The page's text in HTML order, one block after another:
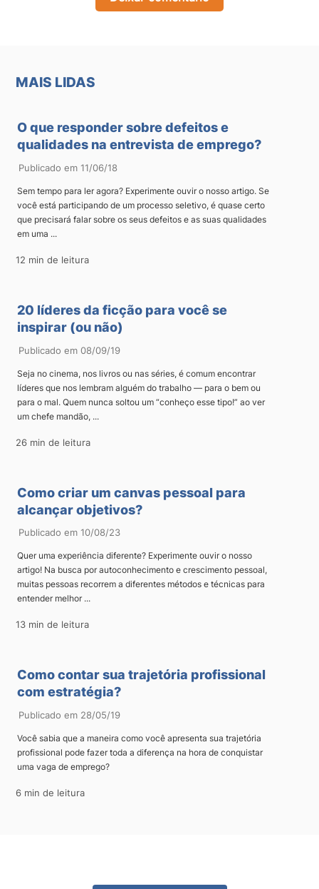
MAIS LIDAS
O que responder sobre defeitos e
qualidades na entrevista de emprego?
Publicado em 11/06/18
Sem tempo para ler agora? Experimente ouvir o nosso artigo. Se
você está participando de um processo seletivo, é quase certo
que precisará falar sobre os seus defeitos e as suas qualidades
em uma ...
12 min de leitura
20 líderes da ficção para você se
inspirar (ou não)
Publicado em 08/09/19
Seja no cinema, nos livros ou nas séries, é comum encontrar
líderes que nos lembram alguém do trabalho — para o bem ou
para o mal. Quem nunca soltou um “conheço esse tipo!” ao ver
um chefe mandão, ...
26 min de leitura
Como criar um canvas pessoal para
alcançar objetivos?
Publicado em 10/08/23
Quer uma experiência diferente? Experimente ouvir o nosso
artigo! Na busca por autoconhecimento e crescimento pessoal,
muitas pessoas recorrem a diferentes métodos e técnicas para
entender melhor ...
13 min de leitura
Como contar sua trajetória profissional
com estratégia?
Publicado em 28/05/19
Você sabia que a maneira como você apresenta sua trajetória
profissional pode fazer toda a diferença na hora de conquistar
uma vaga de emprego?
6 min de leitura